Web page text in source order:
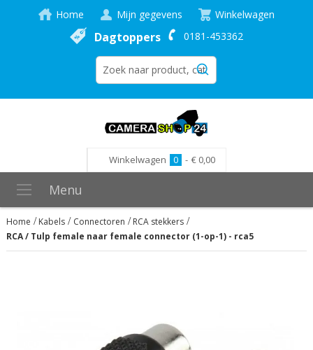
Home Mijn gegevens Winkelwagen
Dagtoppers 0181-453362
Winkelwagen 0 - € 0,00
Menu
Home Kabels Connectoren
RCA stekkers
RCA / Tulp female naar female connector (1-op-1) - rca5